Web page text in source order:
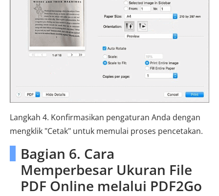
Langkah 4. Konfirmasikan pengaturan Anda dengan
mengklik "Cetak" untuk memulai proses pencetakan.
Bagian 6. Cara
Memperbesar Ukuran File
PDF Online melalui PDF2Go